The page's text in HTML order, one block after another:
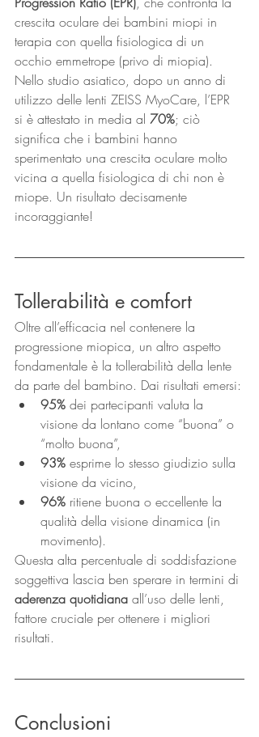
crescita oculare dei bambini miopi in
terapia con quella fisiologica di un
occhio emmetrope (privo di miopia).
Nello studio asiatico, dopo un anno di
utilizzo delle lenti ZEISS MyoCare, l’EPR
si è attestato in media al 70%; ciò
significa che i bambini hanno
sperimentato una crescita oculare molto
vicina a quella fisiologica di chi non è
miope. Un risultato decisamente
incoraggiante!
Tollerabilità e comfort
Oltre all’efficacia nel contenere la
progressione miopica, un altro aspetto
fondamentale è la tollerabilità della lente
da parte del bambino. Dai risultati emersi:
95% dei partecipanti valuta la
visione da lontano come “buona” o
“molto buona”,
93% esprime lo stesso giudizio sulla
visione da vicino,
96% ritiene buona o eccellente la
qualità della visione dinamica (in
movimento).
Questa alta percentuale di soddisfazione
soggettiva lascia ben sperare in termini di
aderenza quotidiana all’uso delle lenti,
fattore cruciale per ottenere i migliori
risultati.
Conclusioni